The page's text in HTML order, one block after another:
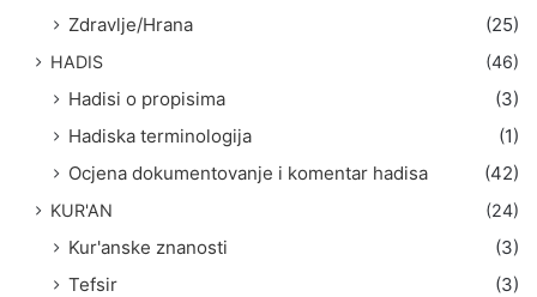
Zdravlje/Hrana
(25)
HADIS (46)
Hadisi o propisima
(3)
Hadiska terminologija
(1)
Ocjena dokumentovanje i komentar hadisa
(42)
KUR'AN (24)
Kur'anske znanosti
(3)
Tefsir
(3)